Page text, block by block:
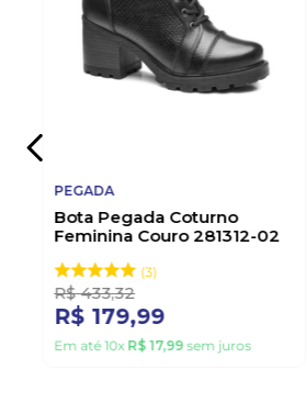
PEGADA
Bota Pegada Coturno
Feminina Couro 281312-02
3
R$ 433,32
R$ 179,99
Em até10x R$ 17,99sem juros